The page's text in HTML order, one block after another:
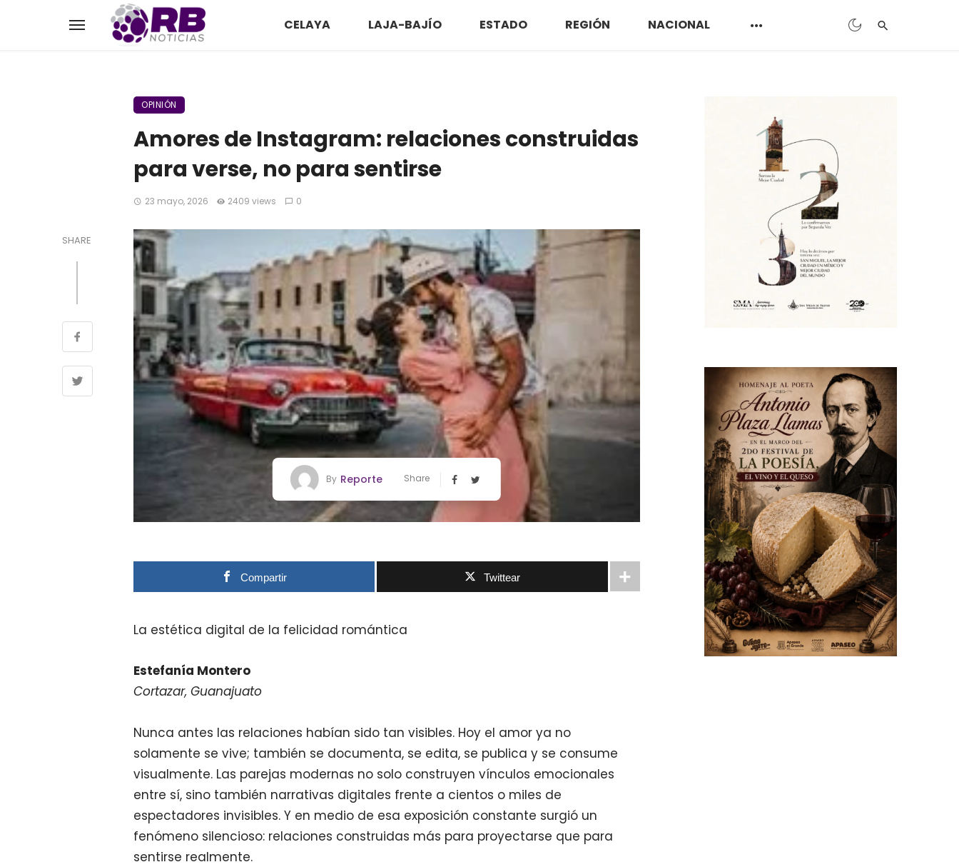
CELAYA LAJA-BAJÍO ESTADO REGIÓN NACIONAL
OPINIÓN
Amores de Instagram: relaciones construidas
para verse, no para sentirse
23 mayo, 2026 2409 views 0
SHARE
By Reporte Share
Compartir Twittear
La estética digital de la felicidad romántica
Estefanía Montero
Cortazar, Guanajuato
Nunca antes las relaciones habían sido tan visibles. Hoy el amor ya no
solamente se vive; también se documenta, se edita, se publica y se consume
visualmente. Las parejas modernas no solo construyen vínculos emocionales
entre sí, sino también narrativas digitales frente a cientos o miles de
espectadores invisibles. Y en medio de esa exposición constante surgió un
fenómeno silencioso: relaciones construidas más para proyectarse que para
sentirse realmente.